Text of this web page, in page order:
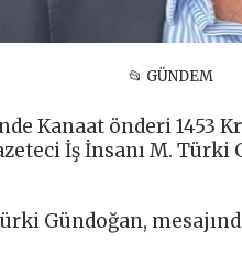
📂 GÜNDEM
Kanaat önderi 1453
İş İnsanı M. Türki
Gündoğan,